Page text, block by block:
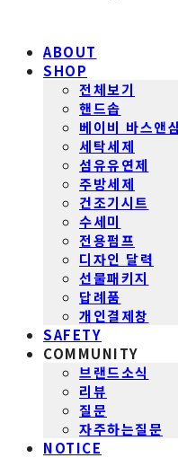
ABOUT
SHOP
전체보기
핸드솝
베이비 바스앤
세탁세제
섬유유연제
주방세제
건조기시트
수세미
전용펌프
디자인 달력
선물패키지
답례품
개인결제창
SAFETY
COMMUNITY
브랜드소식
리뷰
질문
자주하는질문
NOTICE